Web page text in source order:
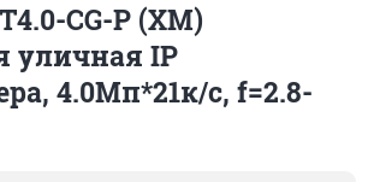
CG-P (XM)
уличная IP
4.0Мп*21к/с, f=2.8-